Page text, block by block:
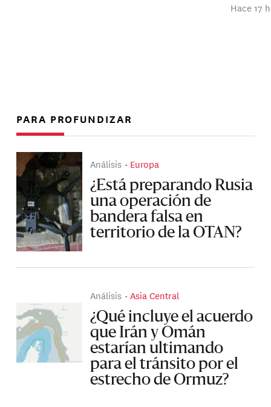
Hace 17
PARA PROFUNDIZAR
Análisis Europa
¿Está preparando Rusia
una operación de
bandera falsa en
territorio de la OTAN?
Análisis Asia Central
¿Qué incluye el acuerdo
que Irán y Omán
estarían ultimando
para el tránsito por el
estrecho de Ormuz?